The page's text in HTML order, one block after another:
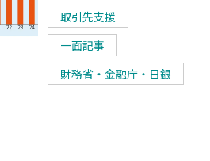
取引先支援
一面記事
財務省・金融庁・日銀